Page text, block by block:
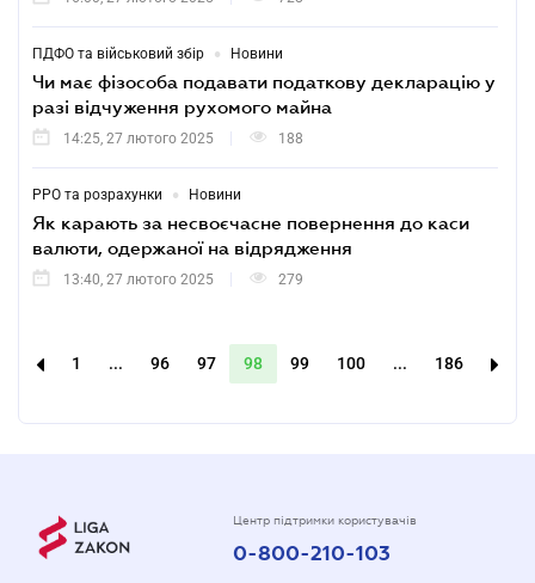
ПДФО та військовий збір • Новини
Чи має фізособа подавати податкову декларацію у
разі відчуження рухомого майна
14:25, 27 лютого 2025 188
РРО та розрахунки • Новини
Як карають за несвоєчасне повернення до каси
валюти, одержаної на відрядження
13:40, 27 лютого 2025 279
1 ... 96 97 98 99 100 ... 186
Центр підтримки користувачів
0-800-210-103